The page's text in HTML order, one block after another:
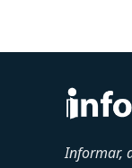
Informar,